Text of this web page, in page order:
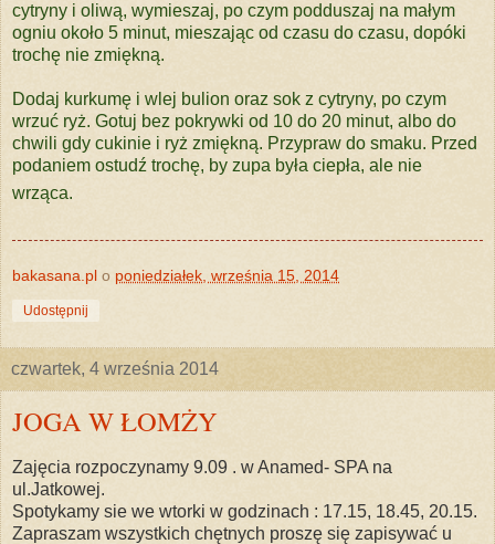
cytryny i oliwą, wymieszaj, po czym podduszaj na małym
ogniu około 5 minut, mieszając od czasu do czasu, dopóki
trochę nie zmiękną.
Dodaj kurkumę i wlej bulion oraz sok z cytryny, po czym
wrzuć ryż. Gotuj bez pokrywki od 10 do 20 minut, albo do
chwili gdy cukinie i ryż zmiękną. Przypraw do smaku. Przed
podaniem ostudź trochę, by zupa była ciepła, ale nie
wrząca.
bakasana.pl o poniedziałek, września 15, 2014
Udostępnij
czwartek, 4 września 2014
JOGA W ŁOMŻY
Zajęcia rozpoczynamy 9.09 . w Anamed- SPA na
ul.Jatkowej.
Spotykamy sie we wtorki w godzinach : 17.15, 18.45, 20.15.
Zapraszam wszystkich chętnych proszę się zapisywać u